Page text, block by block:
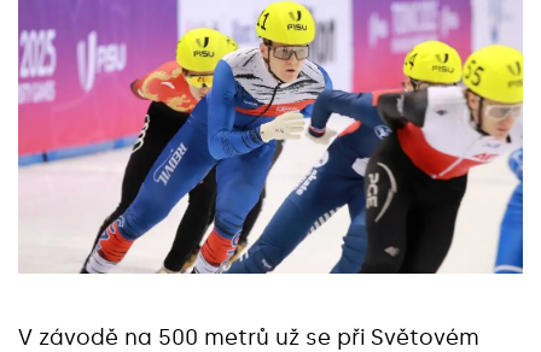
V závodě na 500 metrů už se při Světovém